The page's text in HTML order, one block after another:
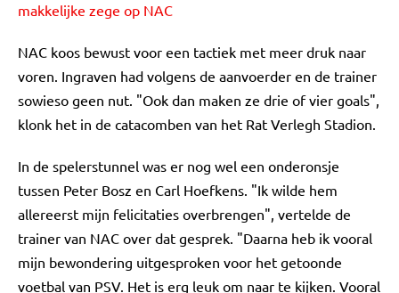
makkelijke zege op NAC
NAC koos bewust voor een tactiek met meer druk naar
voren. Ingraven had volgens de aanvoerder en de trainer
sowieso geen nut. "Ook dan maken ze drie of vier goals",
klonk het in de catacomben van het Rat Verlegh Stadion.
In de spelerstunnel was er nog wel een onderonsje
tussen Peter Bosz en Carl Hoefkens. "Ik wilde hem
allereerst mijn felicitaties overbrengen", vertelde de
trainer van NAC over dat gesprek. "Daarna heb ik vooral
mijn bewondering uitgesproken voor het getoonde
voetbal van PSV. Het is erg leuk om naar te kijken. Vooral